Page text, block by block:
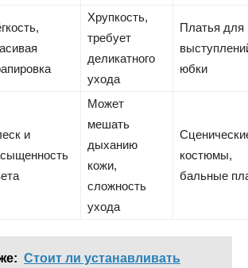
Хрупкость,
требует
деликатного
ухода
Платья для
юбки
и
Может
мешать
дыханию
кожи,
сложность
ухода
костюмы,
бальные
Стоит ли устанавливать